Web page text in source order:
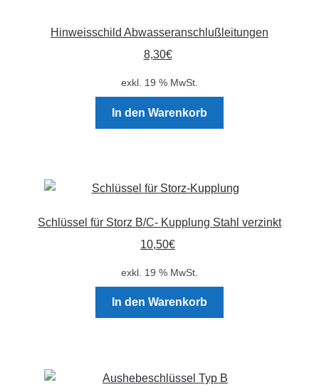
Hinweisschild Abwasseranschlußleitungen
8,30€
exkl. 19 % MwSt.
In den Warenkorb
Schlüssel für Storz B/C- Kupplung Stahl verzinkt
10,50€
exkl. 19 % MwSt.
In den Warenkorb